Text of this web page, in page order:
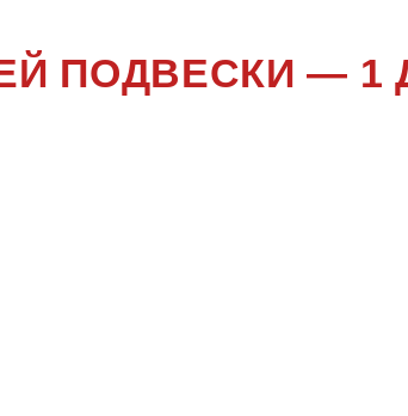
,CHERY
ПОДВЕСКИ —